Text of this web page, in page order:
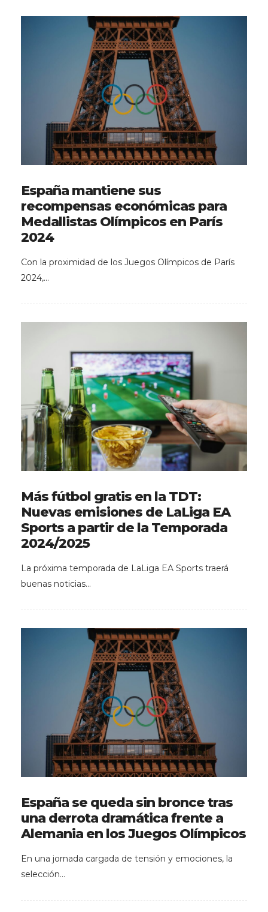
España mantiene sus
recompensas económicas para
Medallistas Olímpicos en París
2024
Con la proximidad de los Juegos Olímpicos de París
2024,…
Más fútbol gratis en la TDT:
Nuevas emisiones de LaLiga EA
Sports a partir de la Temporada
2024/2025
La próxima temporada de LaLiga EA Sports traerá
buenas noticias…
España se queda sin bronce tras
una derrota dramática frente a
Alemania en los Juegos Olímpicos
En una jornada cargada de tensión y emociones, la
selección…